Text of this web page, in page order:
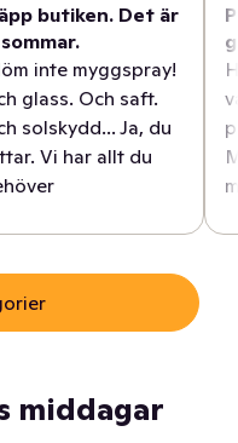
butiken. Det är
inte myggspray!
glass. Och saft.
solskydd... Ja, du
Vi har allt du
middagar